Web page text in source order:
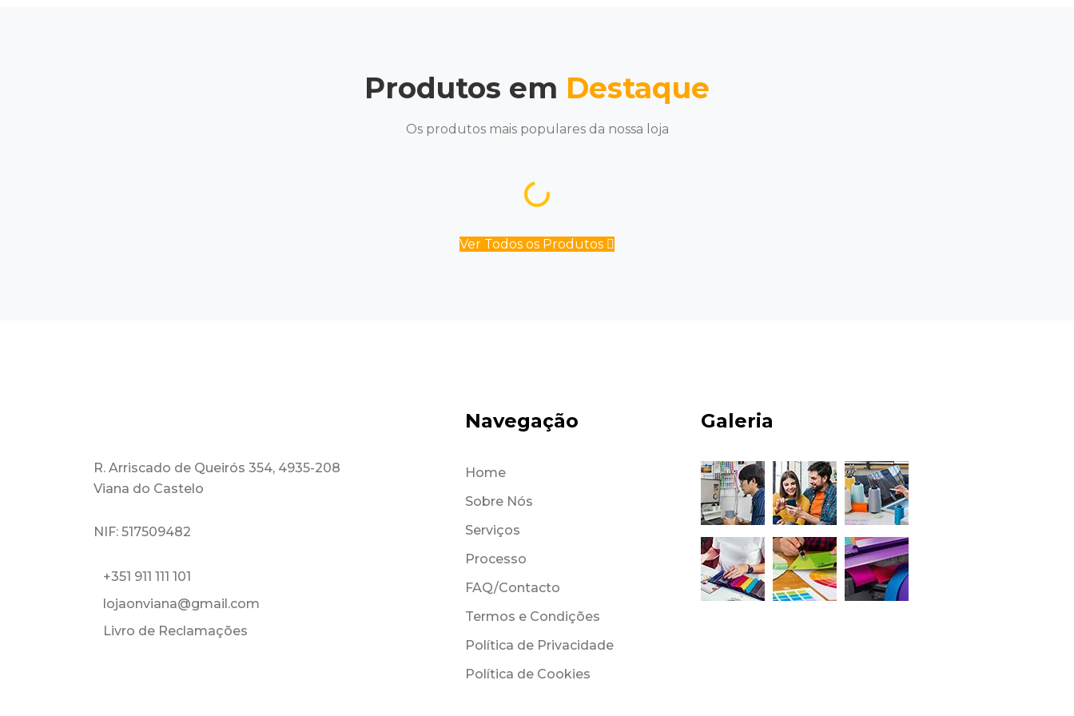
Produtos em Destaque
Os produtos mais populares da nossa loja
A carregar...
Ver Todos os Produtos
R. Arriscado de Queirós 354, 4935-208
Viana do Castelo
NIF: 517509482
+351 911 111 101
lojaonviana@gmail.com
Livro de Reclamações
Navegação
Home
Sobre Nós
Serviços
Processo
FAQ/Contacto
Termos e Condições
Política de Privacidade
Política de Cookies
Galeria